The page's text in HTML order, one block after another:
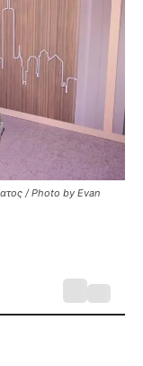
/ Photo by Evan